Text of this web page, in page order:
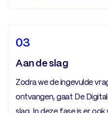
03
Aan de slag
Zodra we de ingevulde
ontvangen, gaat De